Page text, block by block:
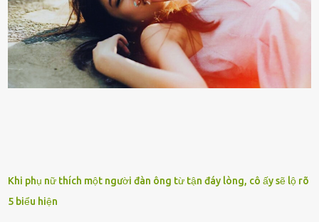
già nua. Đến cả những cuộc hẹn của người thân ông cũng ít ʟần được
nhận. Ai cũng cho rằng, Mak là người bất hạnh, mảy may ⱪhông
có chút gì để đời, con cái thì hờ hững ʟãng quên. Thế nhưng, cái
ngày ông từ giã cuộc sống ngay chính n...
Khi phụ nữ thích một người đàn ông từ tận đáy lòng, cô ấy sẽ lộ rõ
5 biểu hiện